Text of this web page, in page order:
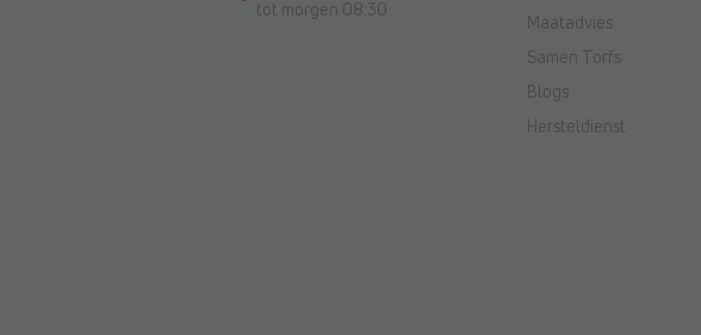
tot morgen 08:30
Maatadvies
Samen Torfs
Blogs
Hersteldienst